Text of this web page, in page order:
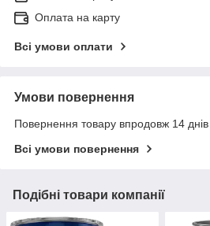
Оплата на карту
Всі умови оплати
Умови повернення
Повернення товару впродовж 14
Всі умови повернення
Подібні товари компанії